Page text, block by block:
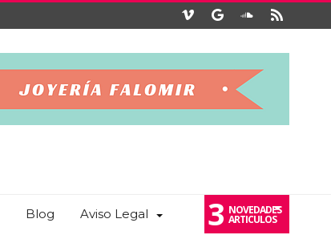
Blog Aviso Legal 3 NOVEDADES
ARTICULOS